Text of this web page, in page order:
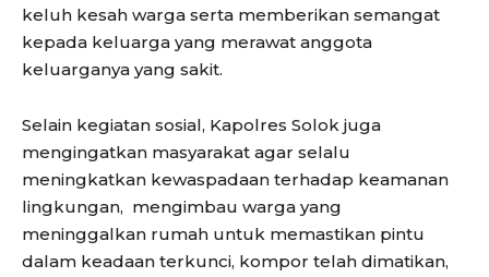
keluh kesah warga serta memberikan semangat
kepada keluarga yang merawat anggota
keluarganya yang sakit.
Selain kegiatan sosial, Kapolres Solok juga
mengingatkan masyarakat agar selalu
meningkatkan kewaspadaan terhadap keamanan
lingkungan, mengimbau warga yang
meninggalkan rumah untuk memastikan pintu
dalam keadaan terkunci, kompor telah dimatikan,